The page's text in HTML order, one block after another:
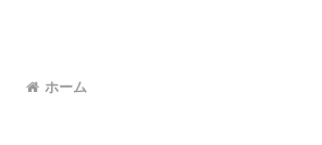
ホーム